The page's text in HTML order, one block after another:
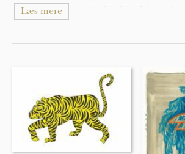
yderligere kunsttryk (kopier). Limited-
f.eks 67/100 for at vise det unikke antal
Læs mere